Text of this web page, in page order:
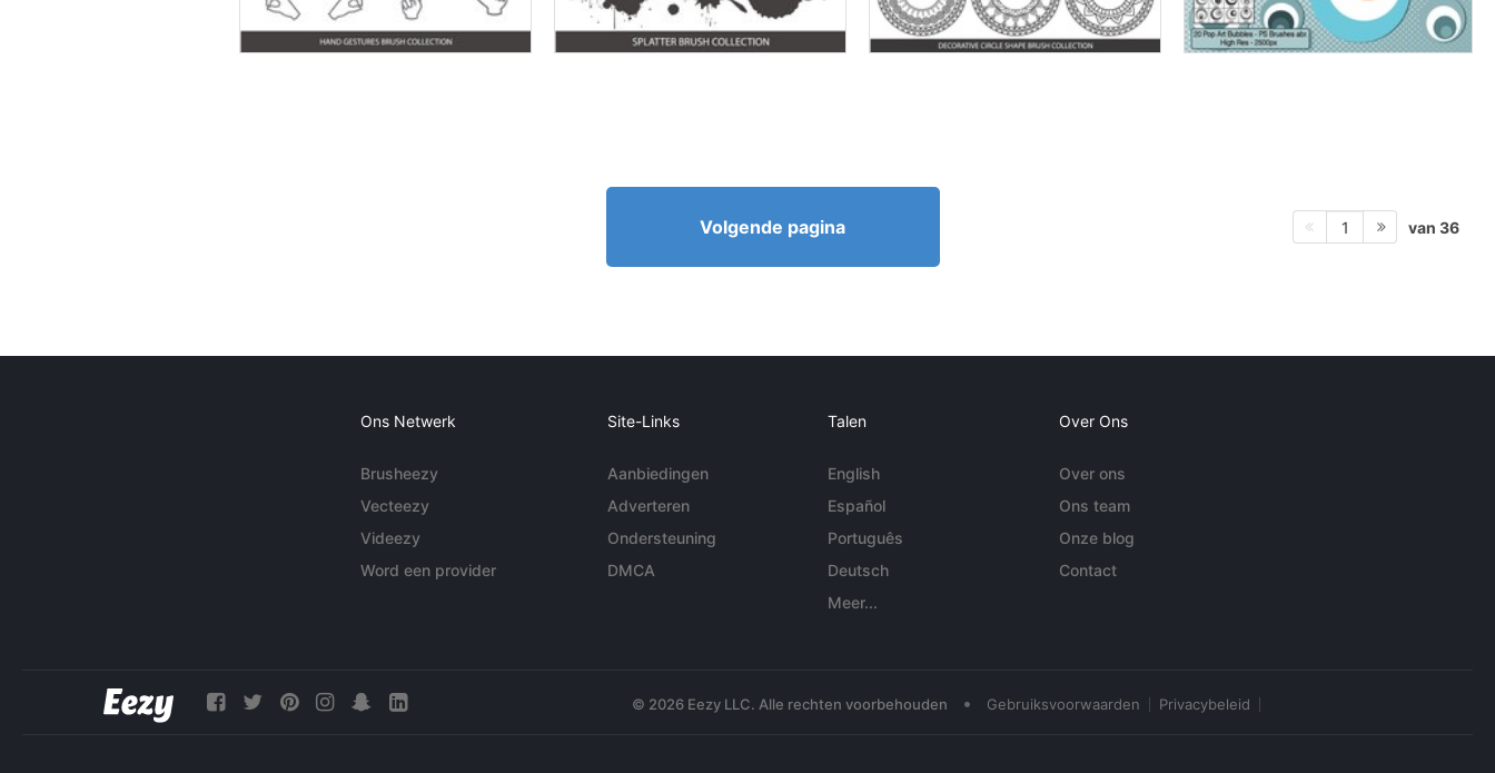
Volgende pagina 1 van 36
Ons Netwerk
Brusheezy
Vecteezy
Videezy
Word een provider
Site-Links
Aanbiedingen
Adverteren
Ondersteuning
DMCA
Talen
English
Español
Português
Deutsch
Meer...
Over Ons
Over ons
Ons team
Onze blog
Contact
© 2026 Eezy LLC. Alle rechten voorbehouden • Gebruiksvoorwaarden Privacybeleid